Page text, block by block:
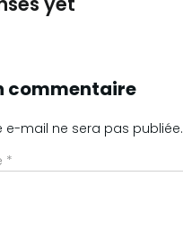
commentaire
e-mail ne sera pas publiée.
*